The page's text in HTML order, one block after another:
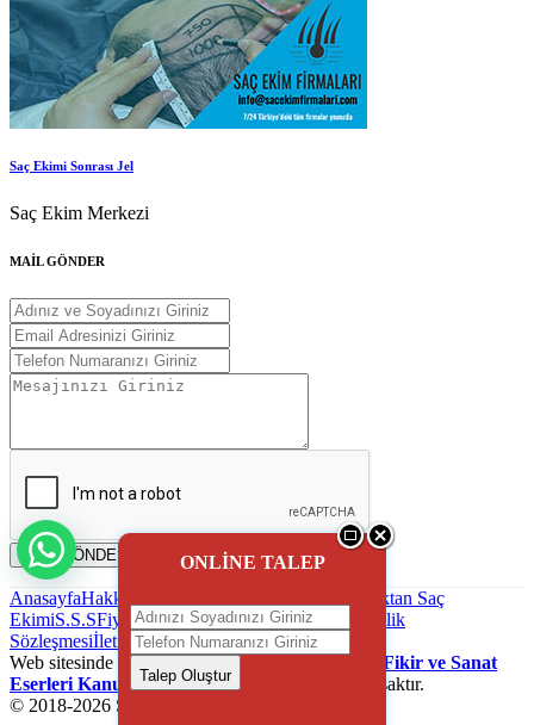
Saç Ekimi Sonrası Jel
Saç Ekim Merkezi
MAİL GÖNDER
MAİL GÖNDER
AnasayfaHakkımızda
Uzaktan Saç
EkimiS.S.SFiyatlandırmaReklam uygulaması
Gizlilik
Sözleşmesiİletişim
Web sitesinde kullanılanan içeriklerin
5846 sayılı Fikir ve Sanat
Eserleri Kanunugereği izinsiz koplayalamak yasaktır.
© 2018-2026 Saç Ekim Firmaları
ONLİNE TALEP
Talep Oluştur